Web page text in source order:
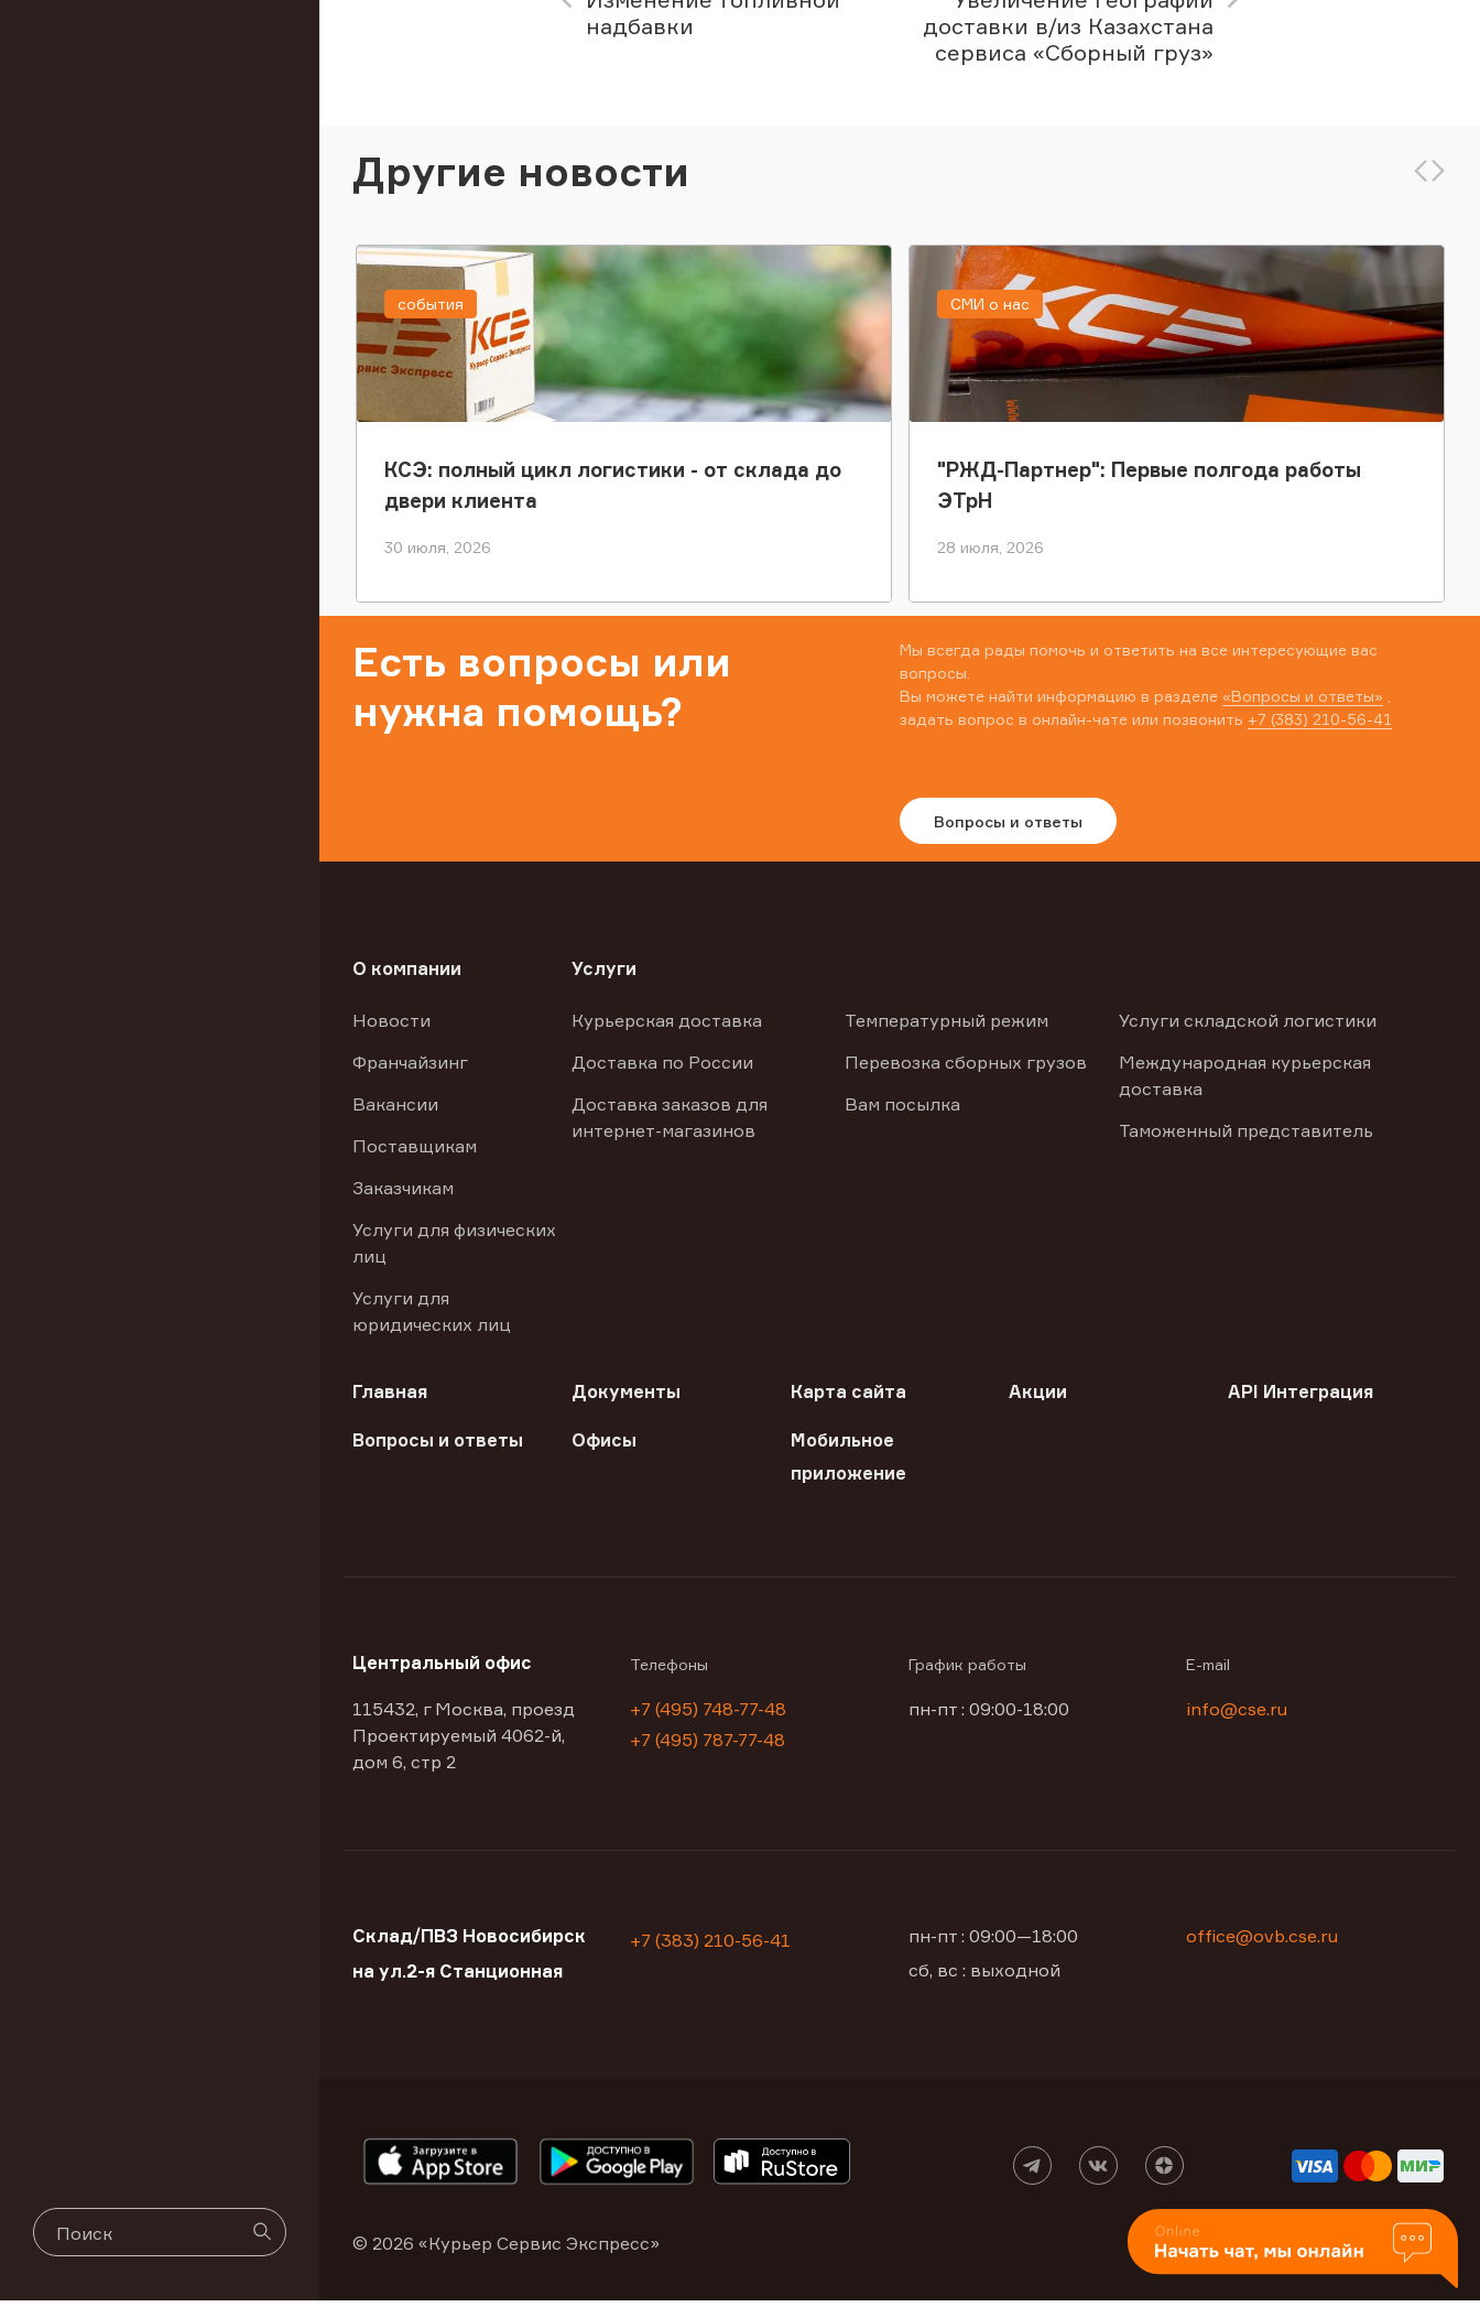
надбавки
доставки в/из Казахстана
сервиса «Сборный груз»
Другие новости
КСЭ: полный цикл логистики - от склада до
двери клиента
30 июля, 2026
события
"РЖД-Партнер": Первые полгода работы
ЭТрН
28 июля, 2026
СМИ о нас
Есть вопросы или
нужна помощь?
Мы всегда рады помочь и ответить на все интересующие вас
вопросы.
Вы можете найти информацию в разделе «Вопросы и ответы»
задать вопрос в онлайн-чате или позвонить +7 (383) 210-56-41
Вопросы и ответы
О компании
Новости
Франчайзинг
Вакансии
Поставщикам
Заказчикам
Услуги для физических
лиц
Услуги для
юридических лиц
Услуги
Курьерская доставка
Доставка по России
Доставка заказов для
интернет-магазинов
Температурный режим
Перевозка сборных грузов
Вам посылка
Услуги складской логистики
Международная курьерская
доставка
Таможенный представитель
Главная Документы Карта сайта Акции API Интеграция
Вопросы и ответы Офисы
Мобильное
приложение
Центральный офис
115432, г Москва, проезд
Проектируемый 4062-й,
дом 6, стр 2
Телефоны
+7 (495) 748-77-48
+7 (495) 787-77-48
График работы
пн-пт : 09:00-18:00
E-mail
info@cse.ru
Склад/ПВЗ Новосибирск
на ул.2-я Станционная
+7 (383) 210-56-41
пн-пт : 09:00—18:00
сб, вс : выходной
office@ovb.cse.ru
© 2026 «Курьер Сервис Экспресс»